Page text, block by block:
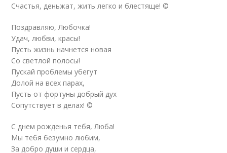
Счастья, деньжат, жить легко и блестяще! ©
Поздравляю, Любочка!
Удач, любви, красы!
Пусть жизнь начнется новая
Со светлой полосы!
Пускай проблемы убегут
Долой на всех парах,
Пусть от фортуны добрый дух
Сопутствует в делах! ©
С днем рожденья тебя, Люба!
Мы тебя безумно любим,
За добро души и сердца,